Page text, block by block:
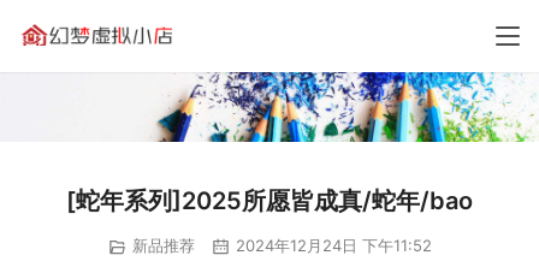
[蛇年系列]2025所愿皆成真/蛇年/bao
新品推荐 2024年12月24日 下午11:52